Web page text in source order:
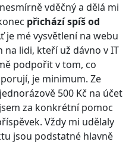
vděčný a dělá mi
přichází spíš od
je mé vysvětlení na webu
na lidi, kteří už dávno v IT
podpořit v tom, co
je minimum. Ze
500 Kč na účet
za konkrétní pomoc
Vždy mi udělaly
jsou podstatné hlavně